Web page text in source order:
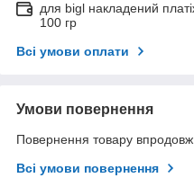
для bigl накладений
100 гр
Всі умови оплати
Умови повернення
Повернення товару
Всі умови повернення